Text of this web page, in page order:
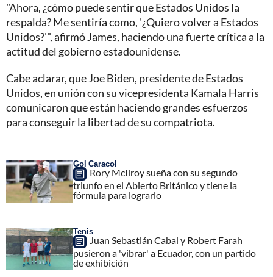
"Ahora, ¿cómo puede sentir que Estados Unidos la
respalda? Me sentiría como, '¿Quiero volver a Estados
Unidos?'", afirmó James, haciendo una fuerte crítica a la
actitud del gobierno estadounidense.
Cabe aclarar, que Joe Biden, presidente de Estados
Unidos, en unión con su vicepresidenta Kamala Harris
comunicaron que están haciendo grandes esfuerzos
para conseguir la libertad de su compatriota.
Gol Caracol
Rory McIlroy sueña con su segundo
triunfo en el Abierto Británico y tiene la
fórmula para lograrlo
Tenis
Juan Sebastián Cabal y Robert Farah
pusieron a 'vibrar' a Ecuador, con un partido
de exhibición